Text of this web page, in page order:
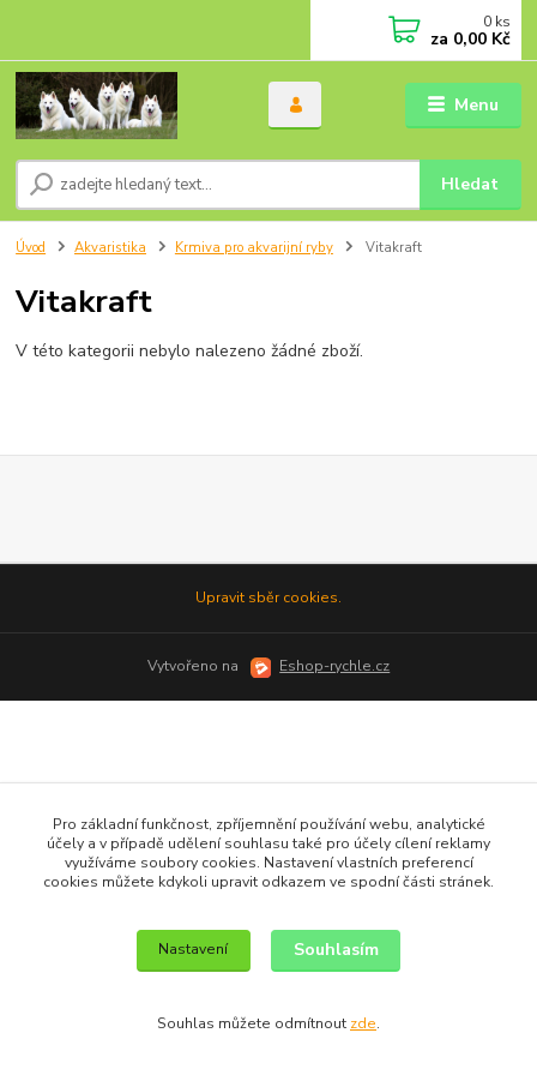
Menu
Hledat
0 ks
za 0,00 Kč
Úvod Akvaristika Krmiva pro akvarijní ryby Vitakraft
Vitakraft
V této kategorii nebylo nalezeno žádné zboží.
Upravit sběr cookies.
Vytvořeno na Eshop-rychle.cz
Pro základní funkčnost, zpříjemnění používání webu, analytické
účely a v případě udělení souhlasu také pro účely cílení reklamy
využíváme soubory cookies. Nastavení vlastních preferencí
cookies můžete kdykoli upravit odkazem ve spodní části stránek.
Nastavení Souhlasím
Souhlas můžete odmítnout zde.